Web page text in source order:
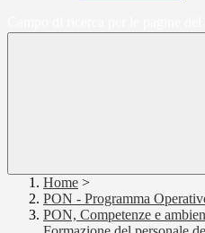
Home >
PON - Programma
PON, Competenze e